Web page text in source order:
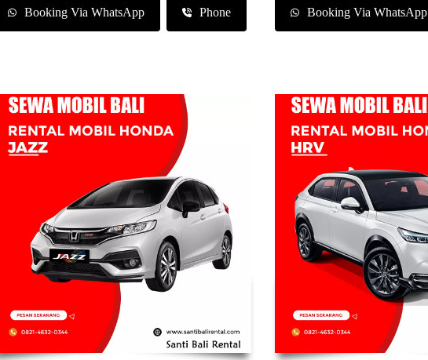
Booking Via WhatsApp Phone Booking Via WhatsApp